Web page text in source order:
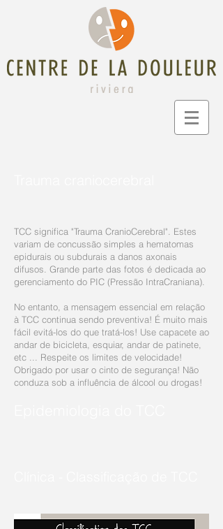
TCC significa "Trauma CranioCerebral". Estes
variam de concussão simples a hematomas
epidurais ou subdurais a danos axonais
difusos. Grande parte das fotos é dedicada ao
gerenciamento do PIC (Pressão IntraCraniana).
No entanto, a mensagem essencial em relação
à TCC continua sendo preventiva! É muito mais
fácil evitá-los do que tratá-los! Use capacete ao
andar de bicicleta, esquiar, andar de patinete,
etc ... Respeite os limites de velocidade!
Obrigado por usar o cinto de segurança! Não
conduza sob a influência de álcool ou drogas!